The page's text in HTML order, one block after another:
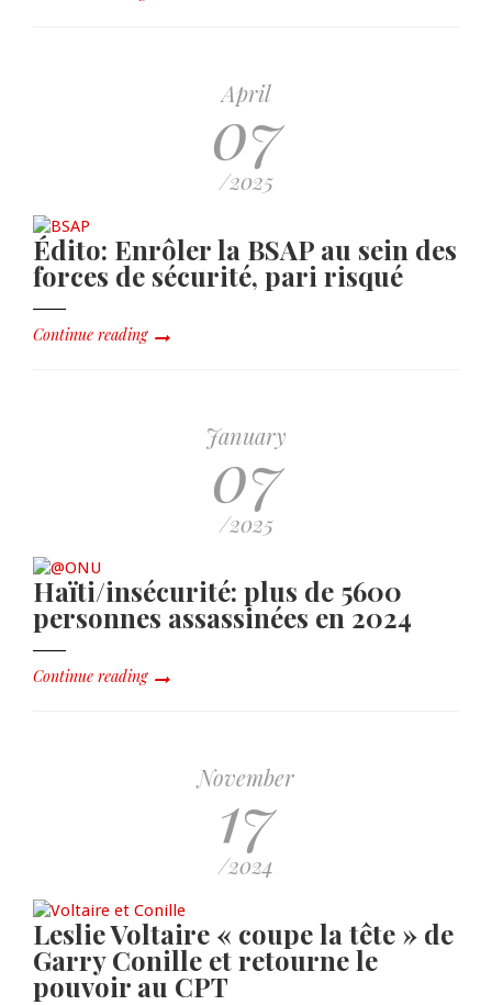
April
07
/2025
Édito: Enrôler la BSAP au sein des
forces de sécurité, pari risqué
Continue reading
January
07
/2025
Haïti/insécurité: plus de 5600
personnes assassinées en 2024
Continue reading
November
17
/2024
Leslie Voltaire « coupe la tête » de
Garry Conille et retourne le
pouvoir au CPT